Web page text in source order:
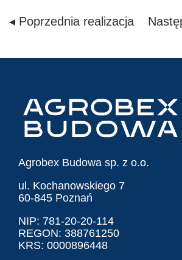
◂ Poprzednia realizacja
Agrobex Budowa sp. z o.o.
ul. Kochanowskiego 7
60-845 Poznań
NIP: 781-20-20-114
REGON: 388761250
KRS: 0000896448